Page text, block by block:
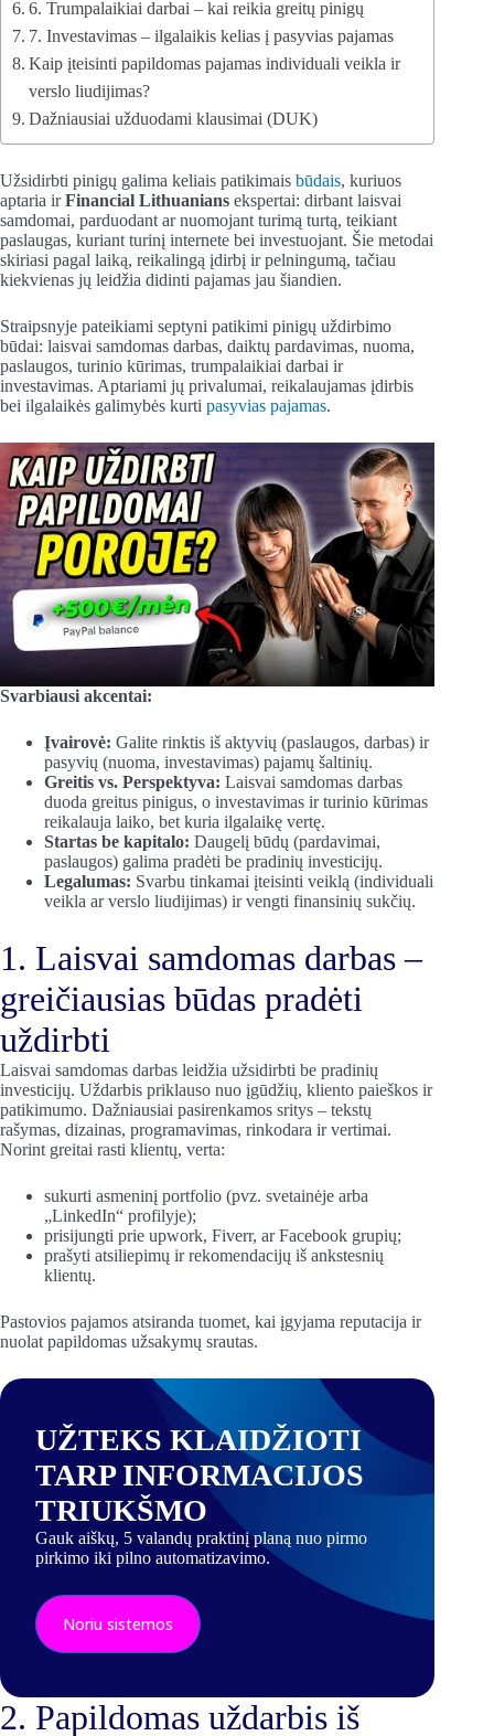
6. Trumpalaikiai darbai – kai reikia greitų pinigų
7. Investavimas – ilgalaikis kelias į pasyvias pajamas
Kaip įteisinti papildomas pajamas individuali veikla ir
verslo liudijimas?
Dažniausiai užduodami klausimai (DUK)
Užsidirbti pinigų galima keliais patikimais būdais, kuriuos
aptaria irFinancial Lithuanians ekspertai: dirbant laisvai
samdomai, parduodant ar nuomojant turimą turtą, teikiant
paslaugas, kuriant turinį internete bei investuojant. Šie metodai
skiriasi pagal laiką, reikalingą įdirbį ir pelningumą, tačiau
kiekvienas jų leidžia didinti pajamas jau šiandien.
Straipsnyje pateikiami septyni patikimi pinigų uždirbimo
būdai: laisvai samdomas darbas, daiktų pardavimas, nuoma,
paslaugos, turinio kūrimas, trumpalaikiai darbai ir
investavimas. Aptariami jų privalumai, reikalaujamas įdirbis
bei ilgalaikės galimybės kurti pasyvias pajamas.
Svarbiausi akcentai:
Įvairovė: Galite rinktis iš aktyvių (paslaugos, darbas) ir
pasyvių (nuoma, investavimas) pajamų šaltinių.
Greitis vs. Perspektyva: Laisvai samdomas darbas
duoda greitus pinigus, o investavimas ir turinio kūrimas
reikalauja laiko, bet kuria ilgalaikę vertę.
Startas be kapitalo: Daugelį būdų (pardavimai,
paslaugos) galima pradėti be pradinių investicijų.
Legalumas: Svarbu tinkamai įteisinti veiklą (individuali
veikla ar verslo liudijimas) ir vengti finansinių sukčių.
1. Laisvai samdomas darbas –
greičiausias būdas pradėti
uždirbti
Laisvai samdomas darbas leidžia užsidirbti be pradinių
investicijų. Uždarbis priklauso nuo įgūdžių, kliento paieškos ir
patikimumo. Dažniausiai pasirenkamos sritys – tekstų
rašymas, dizainas, programavimas, rinkodara ir vertimai.
Norint greitai rasti klientų, verta:
sukurti asmeninį portfolio (pvz. svetainėje arba
„LinkedIn“ profilyje);
prisijungti prie upwork, Fiverr, ar Facebook grupių;
prašyti atsiliepimų ir rekomendacijų iš ankstesnių
klientų.
Pastovios pajamos atsiranda tuomet, kai įgyjama reputacija ir
nuolat papildomas užsakymų srautas.
UŽTEKS KLAIDŽIOTI
TARP INFORMACIJOS
TRIUKŠMO
Gauk aiškų, 5 valandų praktinį planą nuo pirmo
pirkimo iki pilno automatizavimo.
Noriu sistemos
2. Papildomas uždarbis iš